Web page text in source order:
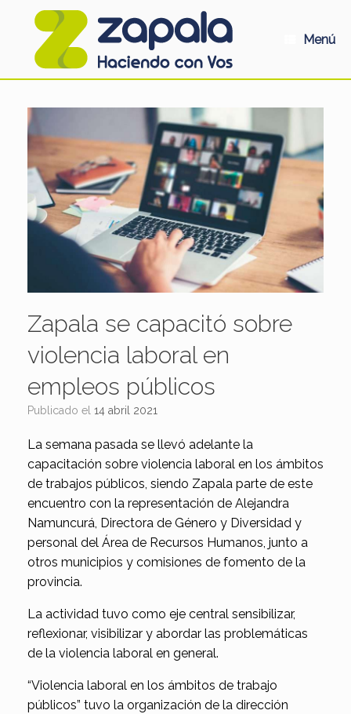
Menú
Zapala se capacitó sobre
violencia laboral en
empleos públicos
Publicado el 14 abril 2021
La semana pasada se llevó adelante la
capacitación sobre violencia laboral en los ámbitos
de trabajos públicos, siendo Zapala parte de este
encuentro con la representación de Alejandra
Namuncurá, Directora de Género y Diversidad y
personal del Área de Recursos Humanos, junto a
otros municipios y comisiones de fomento de la
provincia.
La actividad tuvo como eje central sensibilizar,
reflexionar, visibilizar y abordar las problemáticas
de la violencia laboral en general.
“Violencia laboral en los ámbitos de trabajo
públicos” tuvo la organización de la dirección